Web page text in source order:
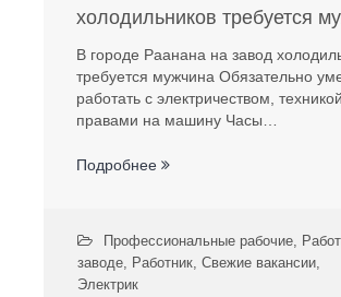
холодильников требуется
В городе Раанана на завод
требуется мужчина Обязательно
работать с электричеством,
правами на машину Часы…
Подробнее
Профессиональные рабочие,
заводе, Работник, Свежие вакансии,
Электрик